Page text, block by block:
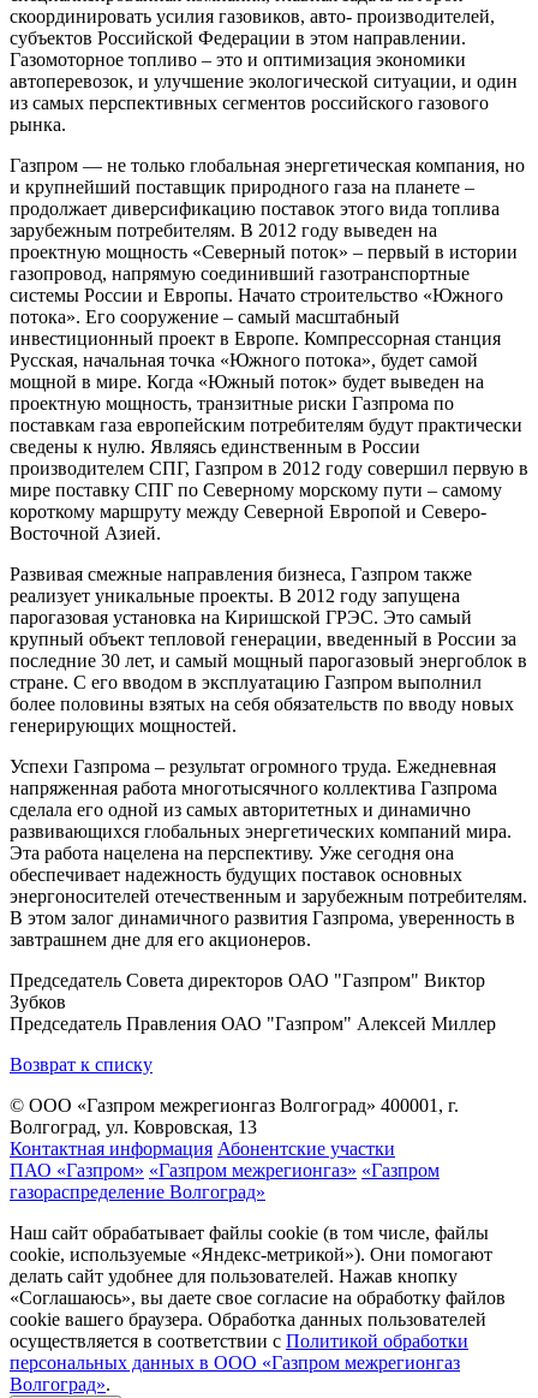
скоординировать усилия газовиков, авто- производителей,
субъектов Российской Федерации в этом направлении.
Газомоторное топливо – это и оптимизация экономики
автоперевозок, и улучшение экологической ситуации, и один
из самых перспективных сегментов российского газового
рынка.
Газпром — не только глобальная энергетическая компания, но
и крупнейший поставщик природного газа на планете –
продолжает диверсификацию поставок этого вида топлива
зарубежным потребителям. В 2012 году выведен на
проектную мощность «Северный поток» – первый в истории
газопровод, напрямую соединивший газотранспортные
системы России и Европы. Начато строительство «Южного
потока». Его сооружение – самый масштабный
инвестиционный проект в Европе. Компрессорная станция
Русская, начальная точка «Южного потока», будет самой
мощной в мире. Когда «Южный поток» будет выведен на
проектную мощность, транзитные риски Газпрома по
поставкам газа европейским потребителям будут практически
сведены к нулю. Являясь единственным в России
производителем СПГ, Газпром в 2012 году совершил первую в
мире поставку СПГ по Северному морскому пути – самому
короткому маршруту между Северной Европой и Северо-
Восточной Азией.
Развивая смежные направления бизнеса, Газпром также
реализует уникальные проекты. В 2012 году запущена
парогазовая установка на Киришской ГРЭС. Это самый
крупный объект тепловой генерации, введенный в России за
последние 30 лет, и самый мощный парогазовый энергоблок в
стране. С его вводом в эксплуатацию Газпром выполнил
более половины взятых на себя обязательств по вводу новых
генерирующих мощностей.
Успехи Газпрома – результат огромного труда. Ежедневная
напряженная работа многотысячного коллектива Газпрома
сделала его одной из самых авторитетных и динамично
развивающихся глобальных энергетических компаний мира.
Эта работа нацелена на перспективу. Уже сегодня она
обеспечивает надежность будущих поставок основных
энергоносителей отечественным и зарубежным потребителям.
В этом залог динамичного развития Газпрома, уверенность в
завтрашнем дне для его акционеров.
Председатель Совета директоров ОАО "Газпром" Виктор
Зубков
Председатель Правления ОАО "Газпром" Алексей Миллер
Возврат к списку
© ООО «Газпром межрегионгаз Волгоград» 400001, г.
Волгоград, ул. Ковровская, 13
Контактная информация Абонентские участки
ПАО «Газпром» «Газпром межрегионгаз» «Газпром
газораспределение Волгоград»
Наш сайт обрабатывает файлы cookie (в том числе, файлы
cookie, используемые «Яндекс-метрикой»). Они помогают
делать сайт удобнее для пользователей. Нажав кнопку
«Соглашаюсь», вы даете свое согласие на обработку файлов
cookie вашего браузера. Обработка данных пользователей
осуществляется в соответствии с Политикой обработки
персональных данных в ООО «Газпром межрегионгаз
Волгоград».